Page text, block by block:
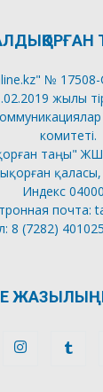
№
жылы
комитеті.
таңы"
қаласы,
Индекс
почта:
8 (7282)